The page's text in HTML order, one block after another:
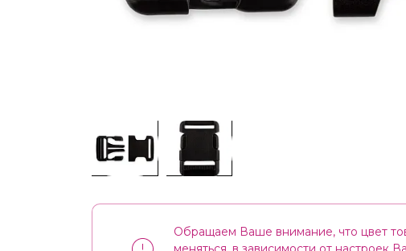
Обращаем Ваше внимание, что цвет